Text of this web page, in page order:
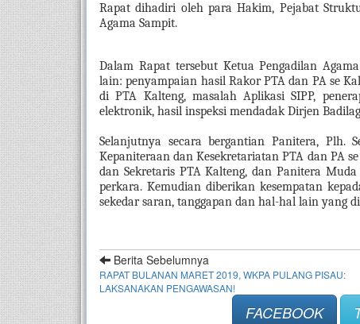
Rapat dihadiri oleh para Hakim, Pejabat
Agama Sampit.
Dalam Rapat tersebut Ketua Pengadilan
lain: penyampaian hasil Rakor PTA dan PA se
di PTA Kalteng, masalah Aplikasi SIPP,
elektronik, hasil inspeksi mendadak Dirjen
Selanjutnya secara bergantian Panitera, Plh.
Kepaniteraan dan Kesekretariatan PTA dan PA
dan Sekretaris PTA Kalteng, dan Panitera
perkara. Kemudian diberikan kesempatan
sekedar saran, tanggapan dan hal-hal lain yang
Berita Sebelumnya
RAPAT BULANAN MARET 2019, WKPA PULANG PISAU:
LAKSANAKAN PENGAWASAN!
FACEBOOK